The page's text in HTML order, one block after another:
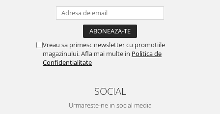
Vreau sa primesc newsletter cu promotiile
magazinului. Afla mai multe in Politica de
Confidentialitate
SOCIAL
Urmareste-ne in social media